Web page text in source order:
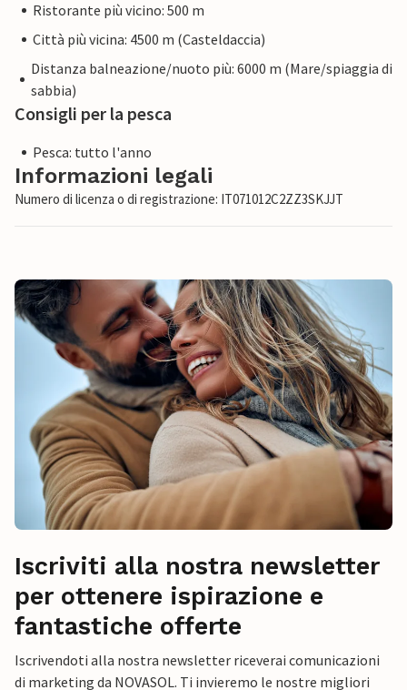
Ristorante più vicino: 500 m
Città più vicina: 4500 m (Casteldaccia)
Distanza balneazione/nuoto più: 6000 m (Mare/spiaggia di
sabbia)
Consigli per la pesca
Pesca: tutto l'anno
Informazioni legali
Numero di licenza o di registrazione: IT071012C2ZZ3SKJJT
Iscriviti alla nostra newsletter
per ottenere ispirazione e
fantastiche offerte
Iscrivendoti alla nostra newsletter riceverai comunicazioni
di marketing da NOVASOL. Ti invieremo le nostre migliori